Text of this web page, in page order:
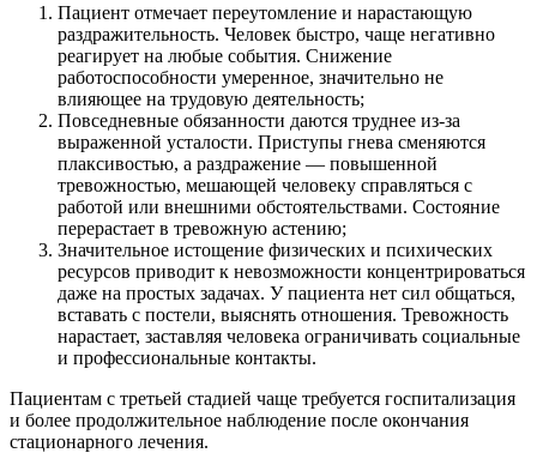
Пациент отмечает переутомление и нарастающую
раздражительность. Человек быстро, чаще негативно
реагирует на любые события. Снижение
работоспособности умеренное, значительно не
влияющее на трудовую деятельность;
Повседневные обязанности даются труднее из-за
выраженной усталости. Приступы гнева сменяются
плаксивостью, а раздражение — повышенной
тревожностью, мешающей человеку справляться с
работой или внешними обстоятельствами. Состояние
перерастает в тревожную астению;
Значительное истощение физических и психических
ресурсов приводит к невозможности концентрироваться
даже на простых задачах. У пациента нет сил общаться,
вставать с постели, выяснять отношения. Тревожность
нарастает, заставляя человека ограничивать социальные
и профессиональные контакты.
Пациентам с третьей стадией чаще требуется госпитализация
и более продолжительное наблюдение после окончания
стационарного лечения.